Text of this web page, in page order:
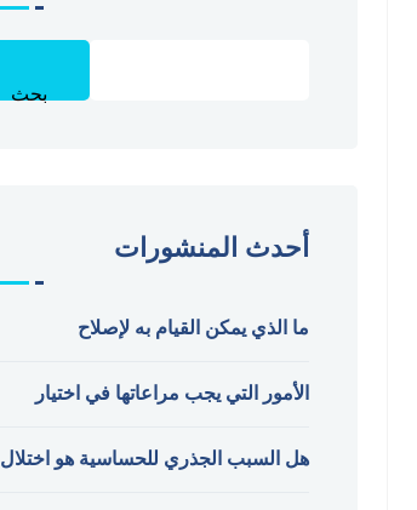
بحث
أحدث المنشورات
ما الذي يمكن القيام به لإصلاح
الأمور التي يجب مراعاتها في اختيار
هل السبب الجذري للحساسية هو اختلال